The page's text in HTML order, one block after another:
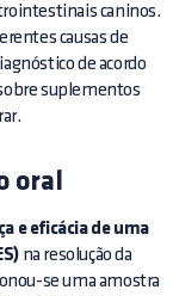
caninos.
causas de
de acordo
suplementos
oral
e eficácia de uma
na resolução da
se uma amostra